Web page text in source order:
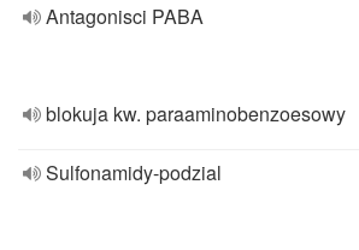
Antagonisci PABA
blokuja kw. paraaminobenzoesowy
Sulfonamidy-podzial